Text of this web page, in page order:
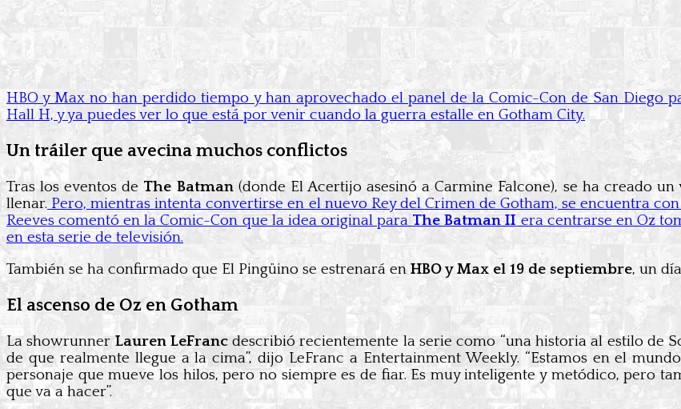
HBO y Max no han perdido tiempo y han aprovechado el panel de la Comic-Con de San Diego
Hall H, y ya puedes ver lo que está por venir cuando la guerra estalle en Gotham City.
Un tráiler que avecina muchos conflictos
Tras los eventos de The Batman(donde El Acertijo asesinó a Carmine Falcone), se ha creado
llenar. Pero, mientras intenta convertirse en el nuevo Rey del Crimen de Gotham, se encuentra
Reeves comentó en la Comic-Con que la idea original para The Batman II era centrarse en Oz
en esta serie de televisión.
También se ha confirmado que El Pingüino se estrenará en HBO y Max el 19 de septiembre, un
El ascenso de Oz en Gotham
La showrunnerLauren LeFrancdescribió recientemente la serie como “una historia al estilo de
de que realmente llegue a la cima”, dijo LeFranc a Entertainment Weekly. “Estamos en el
personaje que mueve los hilos, pero no siempre es de fiar. Es muy inteligente y metódico, pero
que va a hacer”.